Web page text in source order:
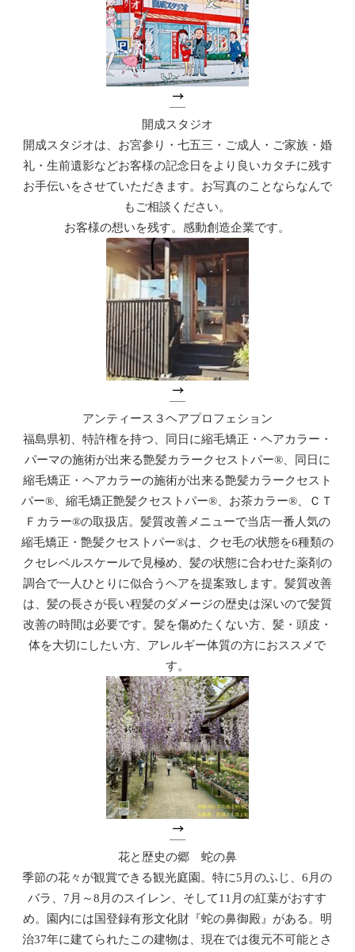
開成スタジオ
開成スタジオは、お宮参り・七五三・ご成人・ご家族・婚
礼・生前遺影などお客様の記念日をより良いカタチに残す
お手伝いをさせていただきます。お写真のことならなんで
もご相談ください。
お客様の想いを残す。感動創造企業です。
アンティース３ヘアプロフェション
福島県初、特許権を持つ、同日に縮毛矯正・ヘアカラー・
パーマの施術が出来る艶髪カラークセストパー®、同日に
縮毛矯正・ヘアカラーの施術が出来る艶髪カラークセスト
パー®、縮毛矯正艶髪クセストパー®、お茶カラー®、ＣＴ
Ｆカラー®の取扱店。髪質改善メニューで当店一番人気の
縮毛矯正・艶髪クセストパー®は、クセ毛の状態を6種類の
クセレベルスケールで見極め、髪の状態に合わせた薬剤の
調合で一人ひとりに似合うヘアを提案致します。髪質改善
は、髪の長さが長い程髪のダメージの歴史は深いので髪質
改善の時間は必要です。髪を傷めたくない方、髪・頭皮・
体を大切にしたい方、アレルギー体質の方におススメで
す。
花と歴史の郷 蛇の鼻
季節の花々が観賞できる観光庭園。特に5月のふじ、6月の
バラ、7月～8月のスイレン、そして11月の紅葉がおすす
め。園内には国登録有形文化財『蛇の鼻御殿』がある。明
治37年に建てられたこの建物は、現在では復元不可能とさ